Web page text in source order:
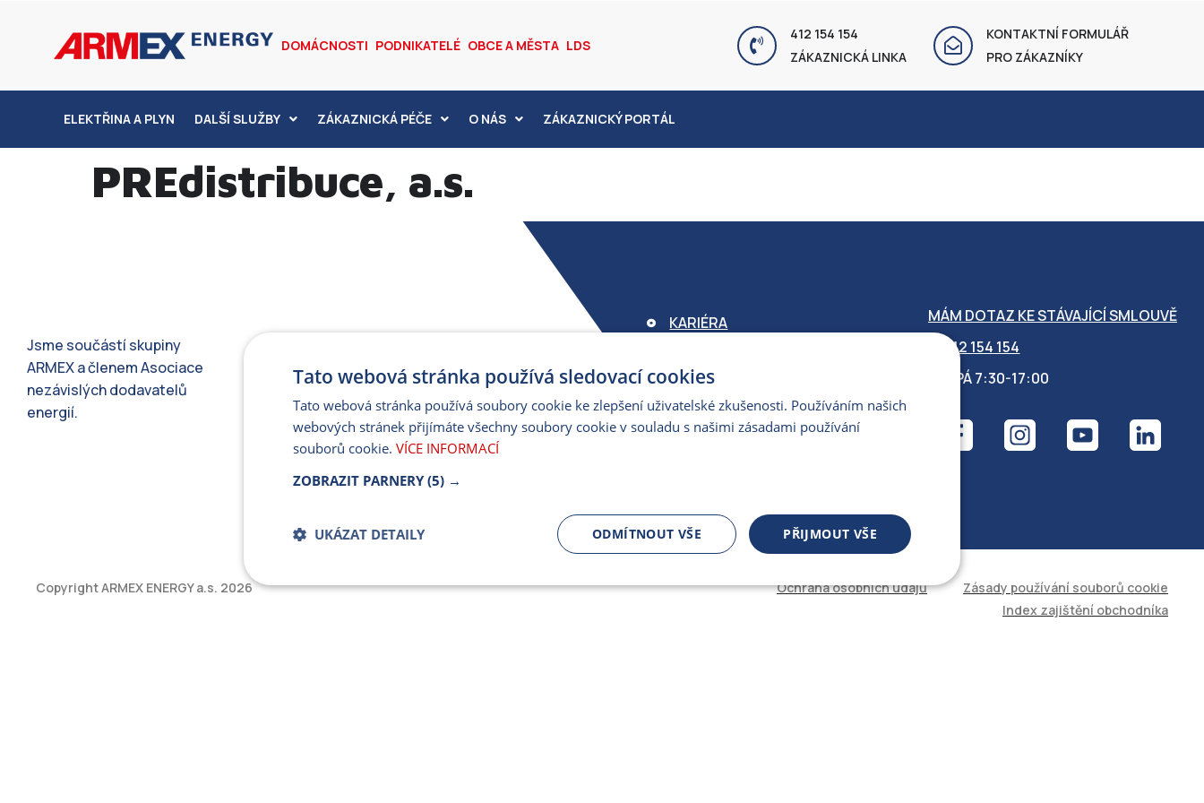
DOMÁCNOSTI PODNIKATELÉ OBCE A MĚSTA LDS
412 154 154
ZÁKAZNICKÁ LINKA
KONTAKTNÍ FORMULÁŘ
PRO ZÁKAZNÍKY
ELEKTŘINA A PLYN DALŠÍ SLUŽBY ZÁKAZNICKÁ PÉČE O NÁS ZÁKAZNICKÝ PORTÁL
PREdistribuce, a.s.
Jsme součástí skupiny
ARMEX a členem Asociace
nezávislých dodavatelů
energií.
KARIÉRA
ZÁRUKA ELEKTROMOBILITY
PARTNERSKÝ PORTÁL
MÁM DOTAZ KE STÁVAJÍCÍ SMLOUVĚ
412 154 154
PO-PÁ 7:30-17:00
Copyright ARMEX ENERGY a.s. 2026 Ochrana osobních údajů
Zásady používání souborů cookie
Index zajištění obchodníka
Tato webová stránka používá sledovací cookies
Tato webová stránka používá soubory cookie ke zlepšení uživatelské zkušenosti. Používáním našich
webových stránek přijímáte všechny soubory cookie v souladu s našimi zásadami používání
souborů cookie. VÍCE INFORMACÍ
ZOBRAZIT PARNERY (5) →
PŘIJMOUT VŠE
ODMÍTNOUT VŠE
UKÁZAT DETAILY
Bezpodmínečně nutné
Výkonnostní Cílení souborů